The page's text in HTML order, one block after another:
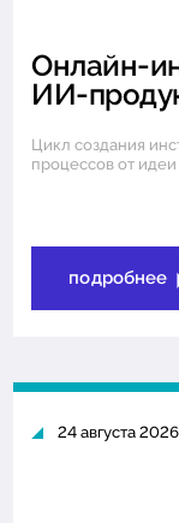
Онлайн-
ИИ-
Цикл создания
процессов от
подробнее
24 августа 2026